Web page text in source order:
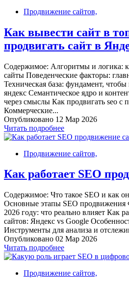
Продвижение сайтов,
Как вывести сайт в
продвигать сайт в
Содержимое: Алгоритмы и логика:
сайты Поведенческие факторы:
Техническая база: фундамент,
яндекс Семантическое ядро и
через смыслы Как продвигать seo
Коммерческие...
Опубликовано 12 Мар 2026
Читать подробнее
Продвижение сайтов,
Как работает SEO
Содержимое: Что такое SEO и как
Основные этапы SEO продвижения
2026 году: что реально влияет Как
сайтов: Яндекс vs Google
Инструменты для анализа и
Опубликовано 02 Мар 2026
Читать подробнее
Продвижение сайтов,